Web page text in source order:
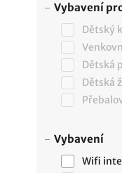
Vybavení
Dětský
Dětská
Dětská
Vybavení
Wifi